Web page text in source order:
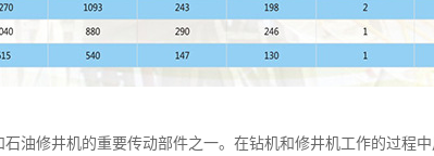
油修井机的重要传动部件之一。在钻机和修井机工作的过程中